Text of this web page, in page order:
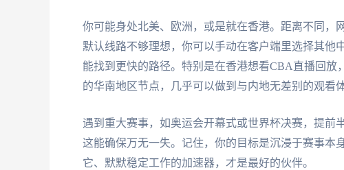
你可能身处北美、欧洲，或是就在香港。距离不同，
默认线路不够理想，你可以手动在客户端里选择其他
能找到更快的路径。特别是在香港想看CBA直播回
的华南地区节点，几乎可以做到与内地无差别的观看体
遇到重大赛事，如奥运会开幕式或世界杯决赛，提前
这能确保万无一失。记住，你的目标是沉浸于赛事本
它、默默稳定工作的加速器，才是最好的伙伴。